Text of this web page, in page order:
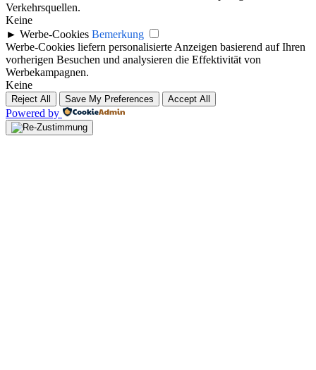
Verkehrsquellen.
Keine
► Werbe-Cookies Bemerkung
Werbe-Cookies liefern personalisierte Anzeigen basierend auf Ihren
vorherigen Besuchen und analysieren die Effektivität von
Werbekampagnen.
Keine
Reject All Save My Preferences Accept All
Powered by